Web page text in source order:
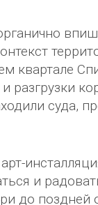
квартале
разгрузки
суда,
и
до поздней